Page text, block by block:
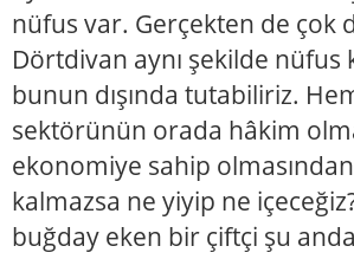
nüfus var. Gerçekten de çok
Dörtdivan aynı şekilde
bunun dışında tutabiliriz.
sektörünün orada hâkim
ekonomiye sahip
kalmazsa ne yiyip ne
buğday eken bir çiftçi şu